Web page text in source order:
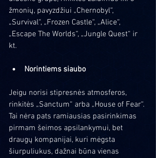
žmonių, pavyzdžiui „Chernobyl“,
„Survival“, „Frozen Castle“, „Alice“,
„Escape The Worlds“, „Jungle Quest“ ir
kt.
Norintiems siaubo
Jeigu norisi stipresnės atmosferos,
rinkitės „Sanctum“ arba „House of Fear“.
Tai nėra pats ramiausias pasirinkimas
pirmam šeimos apsilankymui, bet
draugų kompanijai, kuri mėgsta
šiurpuliukus, dažnai būna vienas